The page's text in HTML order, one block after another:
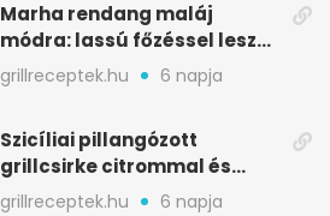
Marha rendang maláj
módra: lassú főzéssel lesz
igazán szaftos
grillreceptek.hu 6 napja
Szicíliai pillangózott
grillcsirke citrommal és
oregánóval
grillreceptek.hu 6 napja